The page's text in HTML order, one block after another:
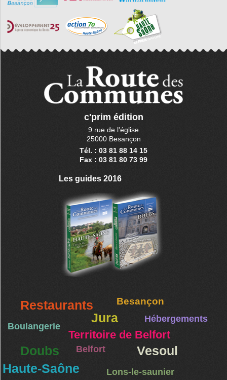
c'prim édition
9 rue de l'église
25000 Besançon
Tél. : 03 81 88 14 15
Fax : 03 81 80 73 99
Les guides 2016
Restaurants Besançon
Jura Hébergements
Boulangerie
Territoire de Belfort
Doubs Belfort
Vesoul
Haute-Saône
Lons-le-saunier